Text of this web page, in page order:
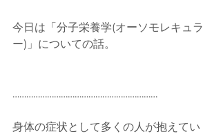
今日は「分子栄養学(オーソモレキュラ
ー)」についての話。
………………………………………………………
身体の症状として多くの人が抱えてい